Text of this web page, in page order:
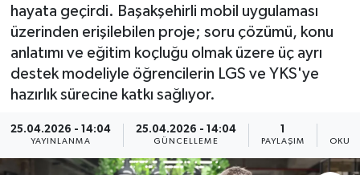
hayata geçirdi. Başakşehirli mobil uygulaması
üzerinden erişilebilen proje; soru çözümü, konu
anlatımı ve eğitim koçluğu olmak üzere üç ayrı
destek modeliyle öğrencilerin LGS ve YKS'ye
hazırlık sürecine katkı sağlıyor.
25.04.2026 - 14:04
YAYINLANMA
25.04.2026 - 14:04
GÜNCELLEME PAYLAŞIM